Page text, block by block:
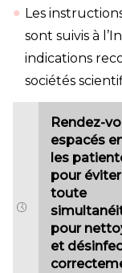
Les
sont suivis à
indications
sociétés
Rendez-
espacés
les
pour éviter
toute
pour
et